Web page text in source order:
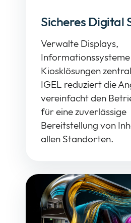
Sicheres Digital
Verwalte Displays,
Kiosklösungen
IGEL reduziert die
vereinfacht den
für eine zuverlässige
Bereitstellung von
allen Standorten.